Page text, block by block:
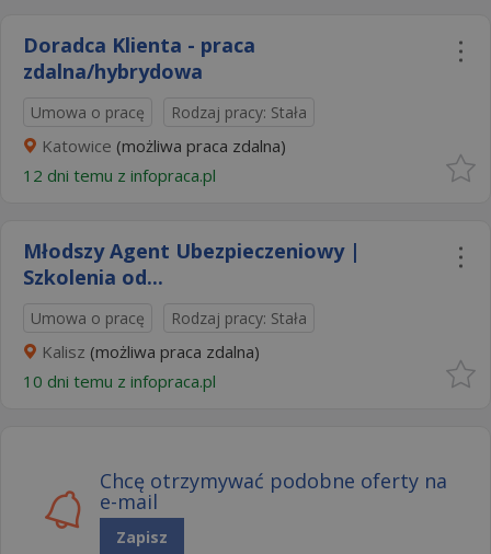
Doradca Klienta - praca
zdalna/hybrydowa
Umowa o pracę Rodzaj pracy: Stała
Katowice (możliwa praca zdalna)
12 dni temu z infopraca.pl
Młodszy Agent Ubezpieczeniowy |
Szkolenia od...
Umowa o pracę Rodzaj pracy: Stała
Kalisz (możliwa praca zdalna)
10 dni temu z infopraca.pl
Chcę otrzymywać podobne oferty na
e-mail
Zapisz